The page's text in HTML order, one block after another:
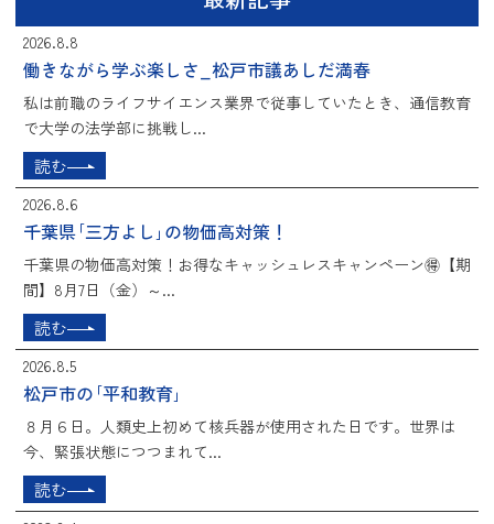
2026.8.8
働きながら学ぶ楽しさ_松戸市議あしだ満春
私は前職のライフサイエンス業界で従事していたとき、通信教育
で大学の法学部に挑戦し...
読む
2026.8.6
千葉県｢三方よし｣の物価高対策！
千葉県の物価高対策！お得なキャッシュレスキャンペーン🉐【期
間】8月7日（金）～...
読む
2026.8.5
松戸市の｢平和教育｣
８月６日。人類史上初めて核兵器が使用された日です。世界は
今、緊張状態につつまれて...
読む